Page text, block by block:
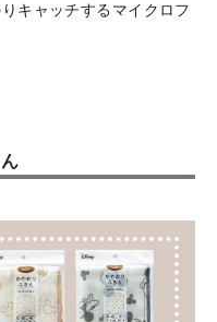
キャッチするマイクロフ